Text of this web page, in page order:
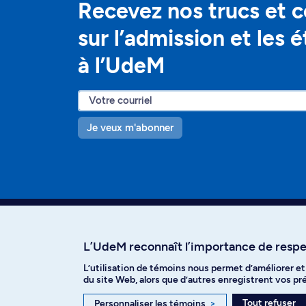
Recevez nos trucs et
sur l’admission et les
à l’UdeM
Je veux m'abonner
Facebook Instagram
L’UdeM reconnaît l’importance de
L’utilisation de témoins nous permet d’améliorer
du site Web, alors que d’autres enregistrent vos
Personnaliser les témoins > Tout refuser